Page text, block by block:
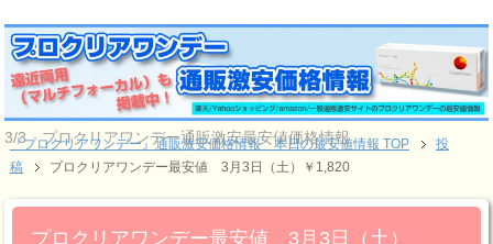
3/3 プロクリアワンデー通販激安最安値価格情報
『プロクリアワンデー』通販激安価格情報 本日の最安値情報 TOP
投
稿
プロクリアワンデー最安値 3月3日（土）￥1,820
プロクリアワンデー最安値 3月3日（土）